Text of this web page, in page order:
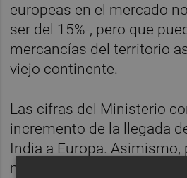
europeas en el mercado
ser del 15%-, pero que
mercancías del territorio
viejo continente.
Las cifras del Ministerio
incremento de la llegada
India a Europa. Asimismo,
manifiesto que las